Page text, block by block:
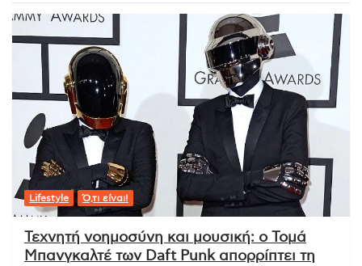
Lifestyle Ό,τι είναι!
Τεχνητή νοημοσύνη και μουσική: ο Τομά
Μπανγκαλτέ των Daft Punk απορρίπτει τη